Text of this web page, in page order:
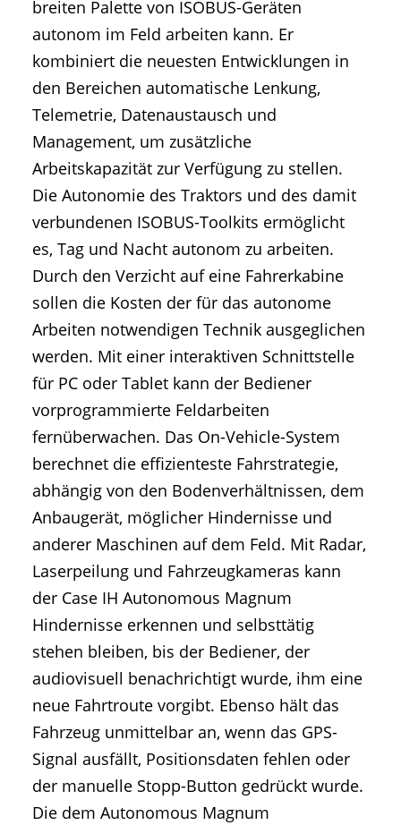
breiten Palette von ISOBUS-Geräten
autonom im Feld arbeiten kann. Er
kombiniert die neuesten Entwicklungen in
den Bereichen automatische Lenkung,
Telemetrie, Datenaustausch und
Management, um zusätzliche
Arbeitskapazität zur Verfügung zu stellen.
Die Autonomie des Traktors und des damit
verbundenen ISOBUS-Toolkits ermöglicht
es, Tag und Nacht autonom zu arbeiten.
Durch den Verzicht auf eine Fahrerkabine
sollen die Kosten der für das autonome
Arbeiten notwendigen Technik ausgeglichen
werden. Mit einer interaktiven Schnittstelle
für PC oder Tablet kann der Bediener
vorprogrammierte Feldarbeiten
fernüberwachen. Das On-Vehicle-System
berechnet die effizienteste Fahrstrategie,
abhängig von den Bodenverhältnissen, dem
Anbaugerät, möglicher Hindernisse und
anderer Maschinen auf dem Feld. Mit Radar,
Laserpeilung und Fahrzeugkameras kann
der Case IH Autonomous Magnum
Hindernisse erkennen und selbsttätig
stehen bleiben, bis der Bediener, der
audiovisuell benachrichtigt wurde, ihm eine
neue Fahrtroute vorgibt. Ebenso hält das
Fahrzeug unmittelbar an, wenn das GPS-
Signal ausfällt, Positionsdaten fehlen oder
der manuelle Stopp-Button gedrückt wurde.
Die dem Autonomous Magnum